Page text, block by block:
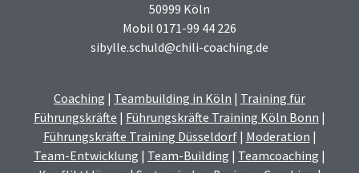
50999 Köln
Mobil 0171-99 44 226
sibylle.schuld@chili-coaching.de
Coaching | Teambuilding in Köln | Training für
Führungskräfte | Führungskräfte Training Köln Bonn |
Führungskräfte Training Düsseldorf| Moderation |
Team-Entwicklung | Team-Building | Teamcoaching |